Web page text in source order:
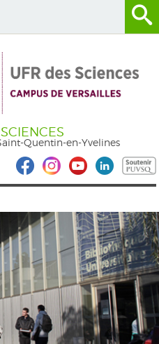
Quentin-en-Yvelines